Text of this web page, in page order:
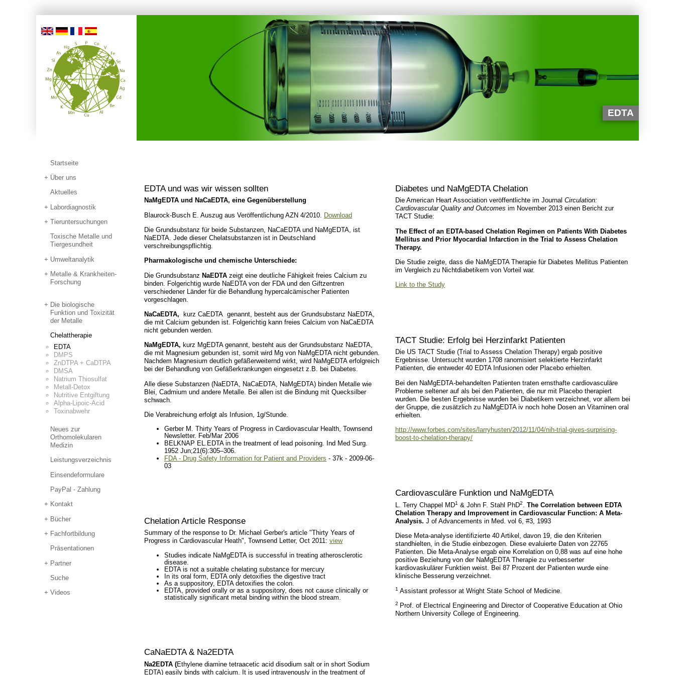
EDTA
Startseite
Über uns
Aktuelles
Labordiagnostik
Tieruntersuchungen
Toxische Metalle und
Tiergesundheit
Umweltanalytik
Metalle & Krankheiten-
Forschung
Die biologische
Funktion und Toxizität
der Metalle
Chelattherapie
EDTA
DMPS
ZnDTPA + CaDTPA
DMSA
Natrium Thiosulfat
Metall-Detox
Nutritive Entgiftung
Alpha-Lipoic-Acid
Toxinabwehr
Neues zur
Orthomolekularen
Medizin
Leistungsverzeichnis
Einsendeformulare
PayPal - Zahlung
Kontakt
Bücher
Fachfortbildung
Präsentationen
Partner
Suche
Videos
EDTA und was wir wissen sollten
NaMgEDTA und NaCaEDTA, eine Gegenüberstellung
Blaurock-Busch E. Auszug aus Veröffentlichung AZN 4/2010. Download
Die Grundsubstanz für beide Substanzen, NaCaEDTA und NaMgEDTA, ist
NaEDTA. Jede dieser Chelatsubstanzen ist in Deutschland
verschreibungspflichtig.
Pharmakologische und chemische Unterschiede:
Die Grundsubstanz NaEDTA zeigt eine deutliche Fähigkeit freies Calcium zu
binden. Folgerichtig wurde NaEDTA von der FDA und den Giftzentren
verschiedener Länder für die Behandlung hypercalcämischer Patienten
vorgeschlagen.
NaCaEDTA, kurz CaEDTA genannt, besteht aus der Grundsubstanz NaEDTA,
die mit Calcium gebunden ist. Folgerichtig kann freies Calcium von NaCaEDTA
nicht gebunden werden.
NaMgEDTA, kurz MgEDTA genannt, besteht aus der Grundsubstanz NaEDTA,
die mit Magnesium gebunden ist, somit wird Mg von NaMgEDTA nicht gebunden.
Nachdem Magnesium deutlich gefäßerweiternd wirkt, wird NaMgEDTA erfolgreich
bei der Behandlung von Gefäßerkrankungen eingesetzt z.B. bei Diabetes.
Alle diese Substanzen (NaEDTA, NaCaEDTA, NaMgEDTA) binden Metalle wie
Blei, Cadmium und andere Metalle. Bei allen ist die Bindung mit Quecksilber
schwach.
Die Verabreichung erfolgt als Infusion, 1g/Stunde.
Gerber M. Thirty Years of Progress in Cardiovascular Health, Townsend
Newsletter. Feb/Mar 2006
BELKNAP EL. EDTA in the treatment of lead poisoning. Ind Med Surg.
1952 Jun;21(6):305–306.
FDA - Drug Safety Information for Patient and Providers - 37k - 2009-06-
03
Chelation Article Response
Summary of the response to Dr. Michael Gerber's article "Thirty Years of
Progress in Cardiovascular Heath", Townsend Letter, Oct 2011: view
Studies indicate NaMgEDTA is successful in treating atherosclerotic
disease.
EDTA is not a suitable chelating substance for mercury
In its oral form, EDTA only detoxifies the digestive tract
As a suppository, EDTA detoxifies the colon.
EDTA, provided orally or as a suppository, does not cause clinically or
statistically significant metal binding within the blood stream.
CaNaEDTA & Na2EDTA
Na2EDTA (Ethylene diamine tetraacetic acid disodium salt or in short Sodium
EDTA) easily binds with calcium. It is used intravenously in the treatment of
Diabetes und NaMgEDTA Chelation
Die American Heart Association veröffentlichte im Journal Circulation:
Cardiovascular Quality and Outcomes im November 2013 einen Bericht zur
TACT Studie:
The Effect of an EDTA-based Chelation Regimen on Patients With Diabetes
Mellitus and Prior Myocardial Infarction in the Trial to Assess Chelation
Therapy.
Die Studie zeigte, dass die NaMgEDTA Therapie für Diabetes Mellitus Patienten
im Vergleich zu Nichtdiabetikern von Vorteil war.
Link to the Study
TACT Studie: Erfolg bei Herzinfarkt Patienten
Die US TACT Studie (Trial to Assess Chelation Therapy) ergab positive
Ergebnisse. Untersucht wurden 1708 ranomisiert selektierte Herzinfarkt
Patienten, die entweder 40 EDTA Infusionen oder Placebo erhielten.
Bei den NaMgEDTA-behandelten Patienten traten ernsthafte cardiovasculäre
Probleme seltener auf als bei den Patienten, die nur mit Placebo therapiert
wurden. Die besten Ergebnisse wurden bei Diabetikern verzeichnet, vor allem bei
der Gruppe, die zusätzlich zu NaMgEDTA iv noch hohe Dosen an Vitaminen oral
erhielten.
http://www.forbes.com/sites/larryhusten/2012/11/04/nih-trial-gives-surprising-
boost-to-chelation-therapy/
Cardiovasculäre Funktion und NaMgEDTA
L. Terry Chappel MD1 & John F. Stahl PhD2
The Correlation between EDTA
Chelation Therapy and Improvement in Cardiovascular Function: A Meta-
Analysis. J of Advancements in Med. vol 6, #3, 1993
Diese Meta-analyse identifizierte 40 Artikel, davon 19, die den Kriterien
standhielten, in die Studie einbezogen. Diese evaluierte Daten von 22765
Patienten. Die Meta-Analyse ergab eine Korrelation on 0,88 was auf eine hohe
positive Beziehung von der NaMgEDTA Therapie zu verbesserter
kardiovaskulärer Funktien weist. Bei 87 Prozent der Patienten wurde eine
klinische Besserung verzeichnet.
1 Assistant professor at Wright State School of Medicine.
2 Prof. of Electrical Engineering and Director of Cooperative Education at Ohio
Northern University College of Engineering.